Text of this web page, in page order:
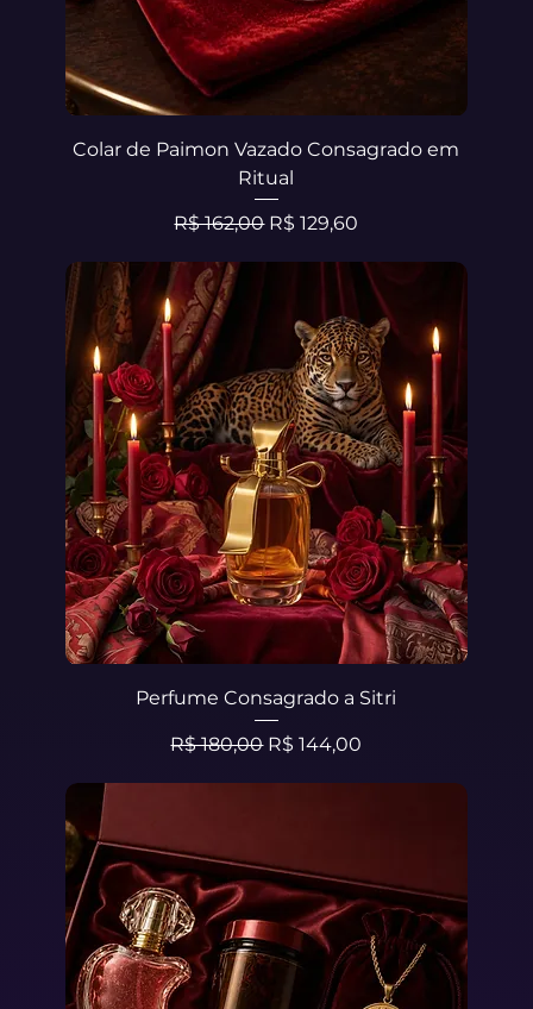
Colar de Paimon Vazado Consagrado em
Ritual
Preço normal
R$ 162,00 Preço promocional
R$ 129,60
Perfume Consagrado a Sitri
Preço normal
R$ 180,00 Preço promocional
R$ 144,00